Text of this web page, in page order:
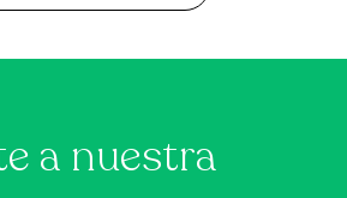
a nuestra